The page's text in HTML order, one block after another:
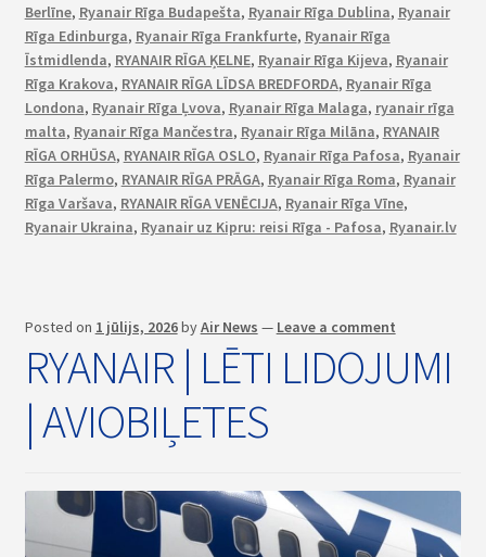
Berlīne, Ryanair Rīga Budapešta, Ryanair Rīga Dublina, Ryanair
Rīga Edinburga, Ryanair Rīga Frankfurte, Ryanair Rīga
Īstmidlenda, RYANAIR RĪGA ĶELNE, Ryanair Rīga Kijeva, Ryanair
Rīga Krakova, RYANAIR RĪGA LĪDSA BREDFORDA, Ryanair Rīga
Londona, Ryanair Rīga Ļvova, Ryanair Rīga Malaga, ryanair rīga
malta, Ryanair Rīga Mančestra, Ryanair Rīga Milāna, RYANAIR
RĪGA ORHŪSA, RYANAIR RĪGA OSLO, Ryanair Rīga Pafosa, Ryanair
Rīga Palermo, RYANAIR RĪGA PRĀGA, Ryanair Rīga Roma, Ryanair
Rīga Varšava, RYANAIR RĪGA VENĒCIJA, Ryanair Rīga Vīne,
Ryanair Ukraina, Ryanair uz Kipru: reisi Rīga - Pafosa, Ryanair.lv
Posted on 1 jūlijs, 2026byAir News — Leave a comment
RYANAIR | LĒTI LIDOJUMI
| AVIOBIĻETES